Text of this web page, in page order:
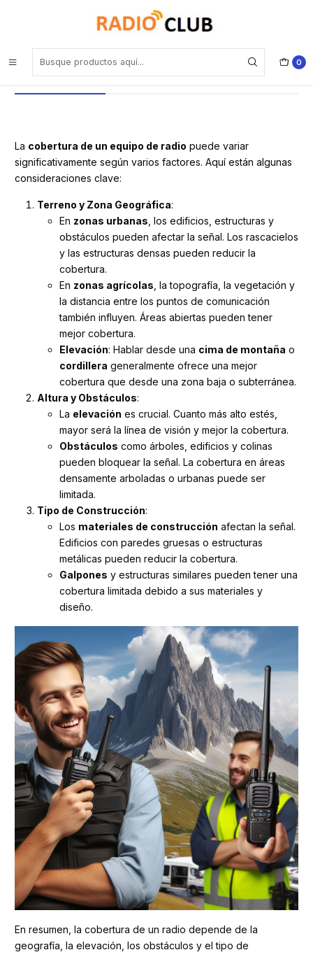
0
¿Cómo elegir un equipo de radio para tus necesidades?
¿Cómo elegir un equipo de radio para
tus necesidades?
La cobertura de un equipo de radio puede variar
significativamente según varios factores. Aquí están algunas
consideraciones clave:
Terreno y Zona Geográfica:
En zonas urbanas , los edificios, estructuras y
obstáculos pueden afectar la señal. Los rascacielos
y las estructuras densas pueden reducir la
cobertura.
En zonas agrícolas , la topografía, la vegetación y
la distancia entre los puntos de comunicación
también influyen. Áreas abiertas pueden tener
mejor cobertura.
Elevación: Hablar desde una cima de montaña o
cordillera generalmente ofrece una mejor
cobertura que desde una zona baja o subterránea.
Altura y Obstáculos:
La elevación es crucial. Cuanto más alto estés,
mayor será la línea de visión y mejor la cobertura.
Obstáculos como árboles, edificios y colinas
pueden bloquear la señal. La cobertura en áreas
densamente arboladas o urbanas puede ser
limitada.
Tipo de Construcción:
Los materiales de construcción afectan la señal.
Edificios con paredes gruesas o estructuras
metálicas pueden reducir la cobertura.
Galpones y estructuras similares pueden tener una
cobertura limitada debido a sus materiales y
diseño.
En resumen, la cobertura de un radio depende de la
geografía, la elevación, los obstáculos y el tipo de